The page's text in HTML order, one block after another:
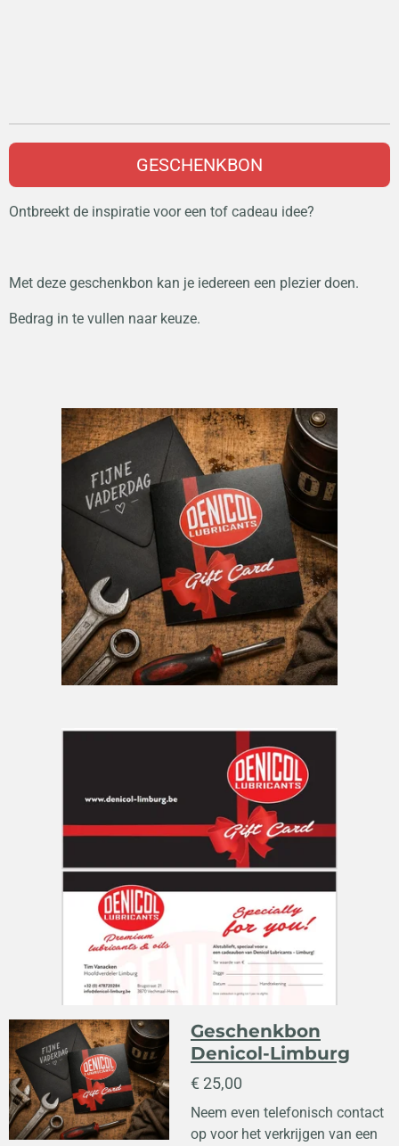
GESCHENKBON
Ontbreekt de inspiratie voor een tof cadeau idee?
Met deze geschenkbon kan je iedereen een plezier doen.
Bedrag in te vullen naar keuze.
Geschenkbon
Denicol-Limburg
€ 25,00
Neem even telefonisch contact
op voor het verkrijgen van een